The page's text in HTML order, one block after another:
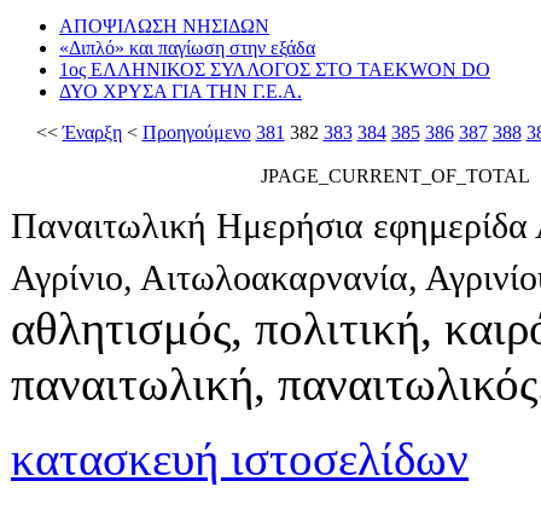
ΑΠΟΨΙΛΩΣΗ ΝΗΣΙΔΩΝ
«Διπλό» και παγίωση στην εξάδα
1ος ΕΛΛΗΝΙΚΟΣ ΣΥΛΛΟΓΟΣ ΣΤΟ TAEKWON DO
ΔΥΟ ΧΡΥΣΑ ΓΙΑ ΤΗΝ Γ.Ε.Α.
<<Έναρξη< Προηγούμενο 381 382 383 384 385 386 387 388
JPAGE_CURRENT_OF_TOTAL
Παναιτωλική Ημερήσια εφημερίδα
Αγρίνιο, Αιτωλοακαρνανία,
αθλητισμός, πολιτική,
παναιτωλική,
κατασκευή ιστοσελίδων